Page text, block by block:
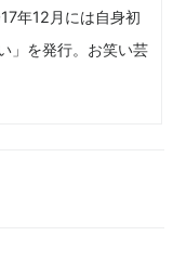
年12月には自身初
」を発行。お笑い芸